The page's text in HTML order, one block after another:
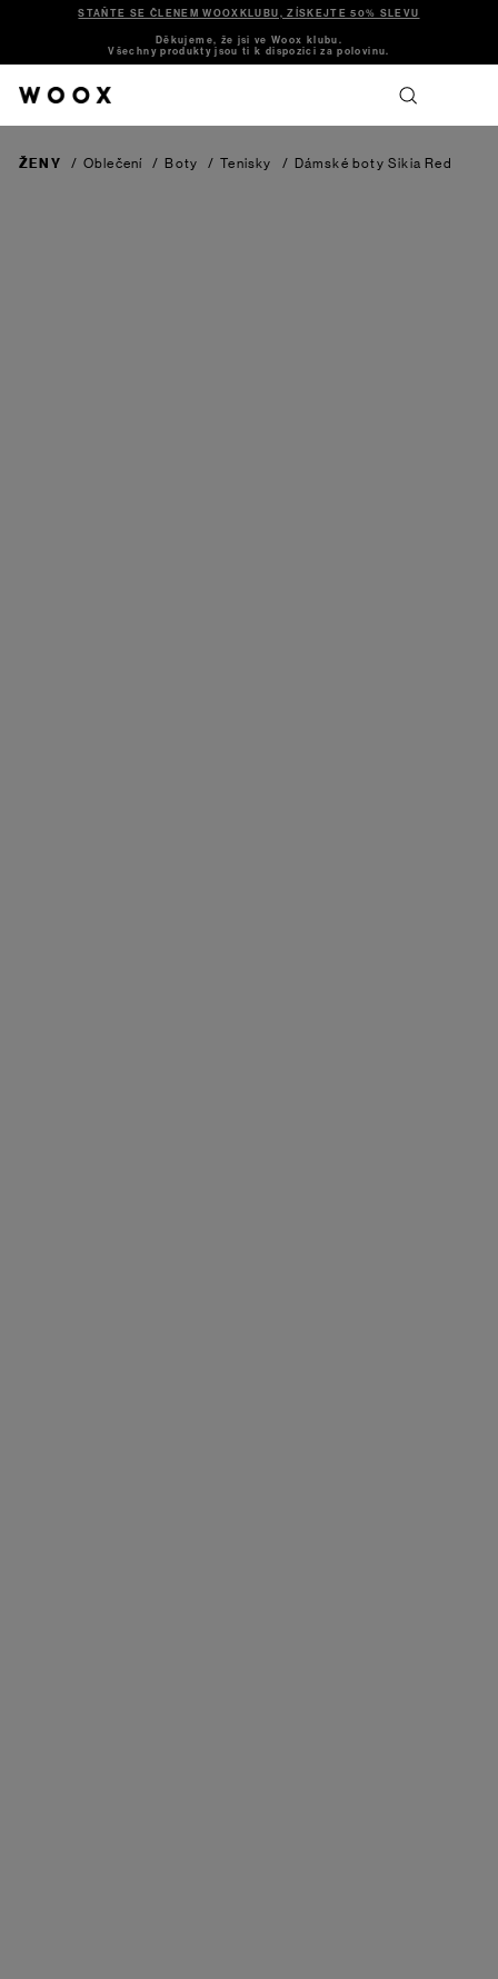
STAŇTE SE ČLENEM WOOXKLUBU, ZÍSKEJTE 50% SLEVU
Děkujeme, že jsi ve Woox klubu.
Všechny produkty jsou ti k dispozici za polovinu.
ŽENY / Oblečení / Boty / Tenisky / Dámské boty Sikia Red